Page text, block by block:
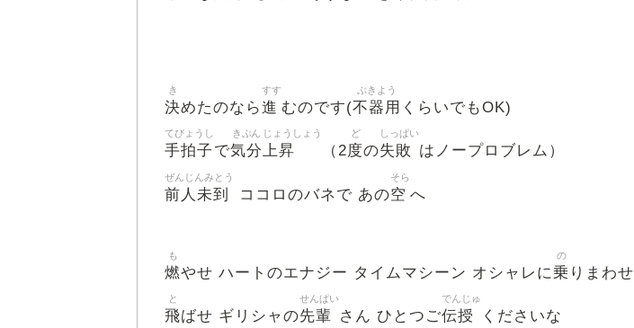
決
き
めたのなら進
すす
むのです(不器用
ぶきよう
くらいでもOK)
手拍子
てびょうし
で気分
きぶん
上昇
じょうしょう
（2度
ど
の失敗
しっぱい
はノープロブレム）
前人未到
ぜんじんみとう
ココロのバネで あの空
そら
へ
燃
も
やせ ハートのエナジー タイムマシーン オシャレに乗
の
りまわせ
飛
と
ばせ ギリシャの先輩
せんぱい
さん ひとつご伝授
でんじゅ
くださいな